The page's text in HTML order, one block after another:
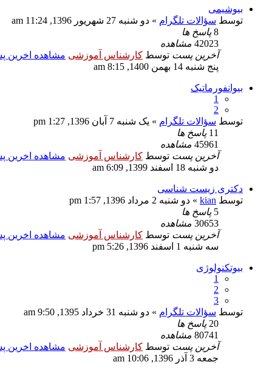
بیوشیمی
توسط سؤالات تلگرام » دو شنبه 27 شهریور 1396, 11:24 am
8 پاسخ ها
42023 مشاهده
آخرین پست توسط کارشناس آموزشی مشاهده اخرین
پنج شنبه 14 بهمن 1400, 8:15 am
بیوانفورماتیک
1
2
توسط سؤالات تلگرام » یک شنبه 7 آبان 1396, 1:27 pm
11 پاسخ ها
45961 مشاهده
آخرین پست توسط کارشناس آموزشی مشاهده اخرین
دو شنبه 18 اسفند 1399, 6:09 am
دکتری زیست شناسی
توسط kian » دو شنبه 2 مرداد 1396, 1:57 pm
5 پاسخ ها
30653 مشاهده
آخرین پست توسط کارشناس آموزشی مشاهده اخرین
سه شنبه 1 اسفند 1396, 5:26 pm
بیوتکنولوژی
1
2
3
توسط سؤالات تلگرام » دو شنبه 31 خرداد 1395, 9:50 am
20 پاسخ ها
80741 مشاهده
آخرین پست توسط کارشناس آموزشی مشاهده اخرین
جمعه 3 آذر 1396, 10:06 am